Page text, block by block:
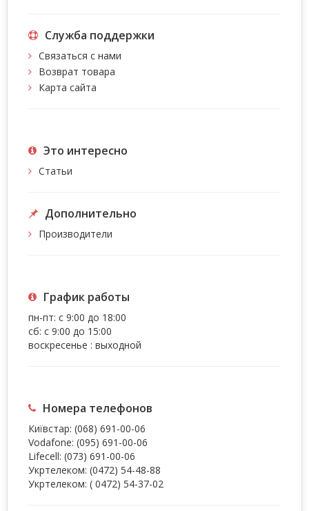
Служба поддержки
Связаться с нами
Возврат товара
Карта сайта
Это интересно
Статьи
Дополнительно
Производители
График работы
пн-пт: с 9:00 до 18:00
сб: с 9:00 до 15:00
воскресенье : выходной
Номера телефонов
Київстар: (068) 691-00-06
Vodafone: (095) 691-00-06
Lifecell: (073) 691-00-06
Укртелеком: (0472) 54-48-88
Укртелеком: ( 0472) 54-37-02